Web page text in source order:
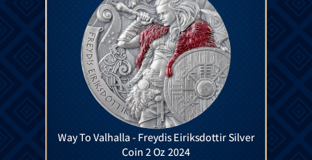
Way To Valhalla - Freydis Eiriksdottir Silver
Coin 2 Oz 2024